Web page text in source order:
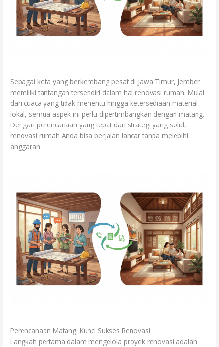
Sebagai kota yang berkembang pesat di Jawa Timur, Jember
memiliki tantangan tersendiri dalam hal renovasi rumah. Mulai
dari cuaca yang tidak menentu hingga ketersediaan material
lokal, semua aspek ini perlu dipertimbangkan dengan matang.
Dengan perencanaan yang tepat dan strategi yang solid,
renovasi rumah Anda bisa berjalan lancar tanpa melebihi
anggaran.
Perencanaan Matang: Kunci Sukses Renovasi
Langkah pertama dalam mengelola proyek renovasi adalah